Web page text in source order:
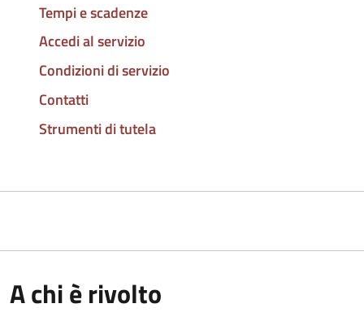
Tempi e scadenze
Accedi al servizio
Condizioni di servizio
Contatti
Strumenti di tutela
A chi è rivolto